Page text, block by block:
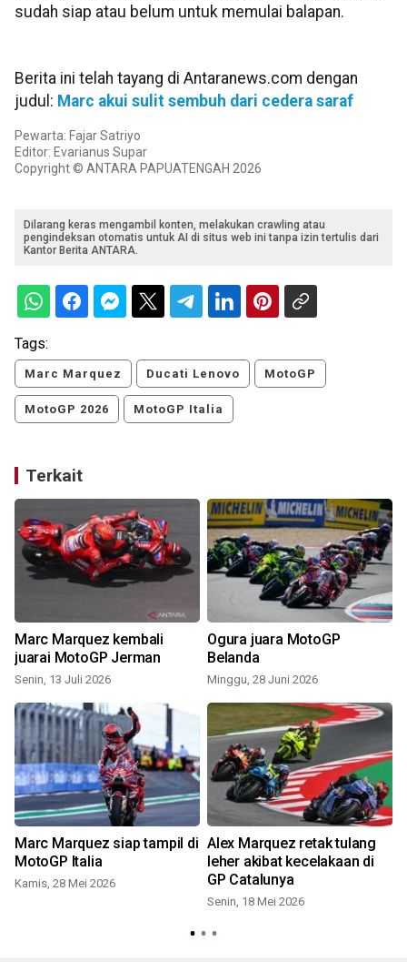
sudah siap atau belum untuk memulai balapan.
Berita ini telah tayang di Antaranews.com dengan
judul: Marc akui sulit sembuh dari cedera saraf
Pewarta: Fajar Satriyo
Editor: Evarianus Supar
Copyright © ANTARA PAPUATENGAH 2026
Dilarang keras mengambil konten, melakukan crawling atau
pengindeksan otomatis untuk AI di situs web ini tanpa izin tertulis dari
Kantor Berita ANTARA.
Tags:
Marc Marquez Ducati Lenovo MotoGP
MotoGP 2026 MotoGP Italia
Terkait
Marc Marquez kembali
juarai MotoGP Jerman
Senin, 13 Juli 2026
Ogura juara MotoGP
Belanda
Minggu, 28 Juni 2026
Marc Marquez siap tampil di
MotoGP Italia
Kamis, 28 Mei 2026
Alex Marquez retak tulang
leher akibat kecelakaan di
GP Catalunya
Senin, 18 Mei 2026